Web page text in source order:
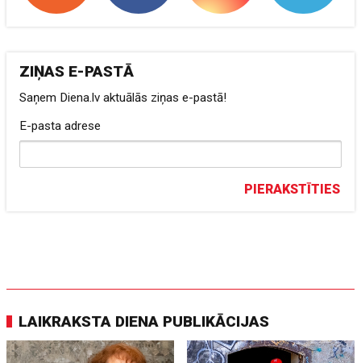
ZIŅAS E-PASTĀ
Saņem Diena.lv aktuālās ziņas e-pastā!
E-pasta adrese
PIERAKSTĪTIES
LAIKRAKSTA DIENA PUBLIKĀCIJAS